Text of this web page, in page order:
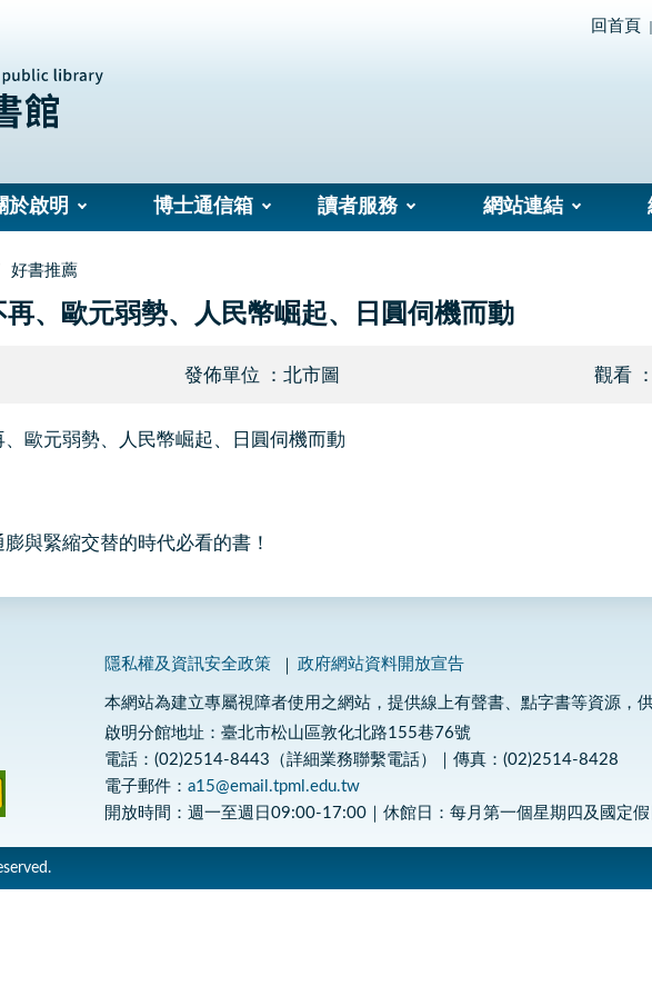
回首頁
於啟明 博士通信箱 讀者服務 網站連結
好書推薦
、歐元弱勢、人民幣崛起、日圓伺機而動
發佈單位 ：北市圖 觀看
歐元弱勢、人民幣崛起、日圓伺機而動
與緊縮交替的時代必看的書！
隱私權及資訊安全政策 政府網站資料開放宣告
本網站為建立專屬視障者使用之網站，提供線上有聲書、點字書等資源，
啟明分館地址：臺北市松山區敦化北路155巷76號
電話：(02)2514-8443（詳細業務聯繫電話）｜傳真：(02)2514-8428
電子郵件：a15@email.tpml.edu.tw
開放時間：週一至週日09:00-17:00｜休館日：每月第一個星期四及國定假